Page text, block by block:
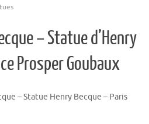
– Statue d’Henry
Prosper Goubaux
– Statue Henry Becque – Paris